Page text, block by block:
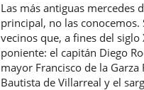
Las más antiguas mercedes
principal, no las
vecinos que, a fines del siglo
poniente: el capitán Diego
mayor Francisco de la
Bautista de Villarreal y el